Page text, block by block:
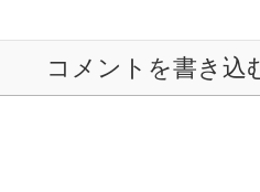
コメントを書き込